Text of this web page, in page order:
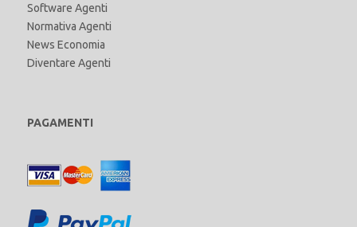
Software Agenti
Normativa Agenti
News Economia
Diventare Agenti
PAGAMENTI